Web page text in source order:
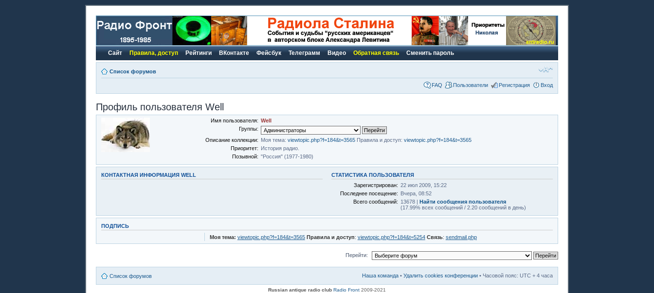
Сайт Правила, доступ Рейтинги ВКонтакте Фейсбук Телеграмм Видео Обратная связь Сменить пароль
Список форумов
FAQ Пользователи Регистрация Вход
Профиль пользователя Well
Имя пользователя: Well
Группы:
Описание коллекции: Моя тема: viewtopic.php?f=184&t=3565Правила и доступ: viewtopic.php?f=184&t=3565
Приоритет: История радио.
Позывной: "Россия" (1977-1980)
КОНТАКТНАЯ ИНФОРМАЦИЯ WELL
СТАТИСТИКА ПОЛЬЗОВАТЕЛЯ
Зарегистрирован: 22 июл 2009, 15:22
Последнее посещение: Вчера, 08:52
Всего сообщений: 13678 | Найти сообщения пользователя
(17.99% всех сообщений / 2.20 сообщений в день)
ПОДПИСЬ
Моя тема: viewtopic.php?f=184&t=3565 Правила и доступ: viewtopic.php?f=184&t=5254 Связь: sendmail.php
Перейти:
Список форумов Наша команда • Удалить cookies конференции • Часовой пояс: UTC + 4 часа
Russian antique radio club Radio Front 2009-2021